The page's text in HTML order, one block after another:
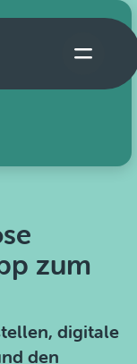
you get the
zum
digitale
den